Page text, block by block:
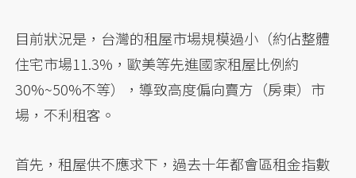
目前狀況是，台灣的租屋市場規模過小（約佔整體
住宅市場11.3%，歐美等先進國家租屋比例約
30%~50%不等），導致高度偏向賣方（房東）市
場，不利租客。
首先，租屋供不應求下，過去十年都會區租金指數